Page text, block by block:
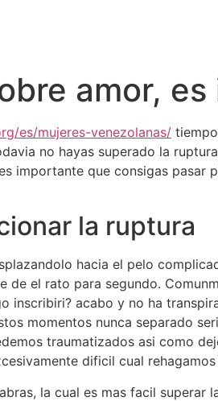
amor,
es/mujeres-venezolanas/
no hayas superado la
importante que consigas pasar
la ruptura
hacia el pelo
de el rato para segundo.
inscribiri? acabo y no ha
momentos nunca separado
traumatizados asi­ como
dificil cual
la cual es mas facil superar